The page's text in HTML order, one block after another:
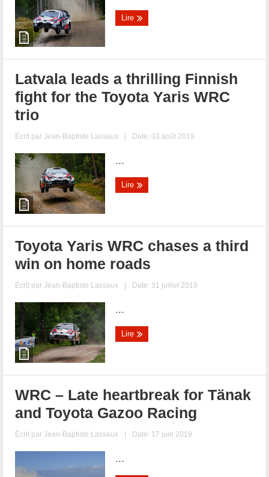
Lire
Latvala leads a thrilling Finnish
fight for the Toyota Yaris WRC
trio
Écrit parJean-Baptiste Lassaux | Date: 03 août 2019
...
Lire
Toyota Yaris WRC chases a third
win on home roads
Écrit parJean-Baptiste Lassaux | Date: 31 juillet 2019
...
Lire
WRC – Late heartbreak for Tänak
and Toyota Gazoo Racing
Écrit parJean-Baptiste Lassaux | Date: 17 juin 2019
...